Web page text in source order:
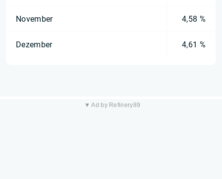
November 4,58 %
Dezember 4,61 %
▼ Ad by Refinery89